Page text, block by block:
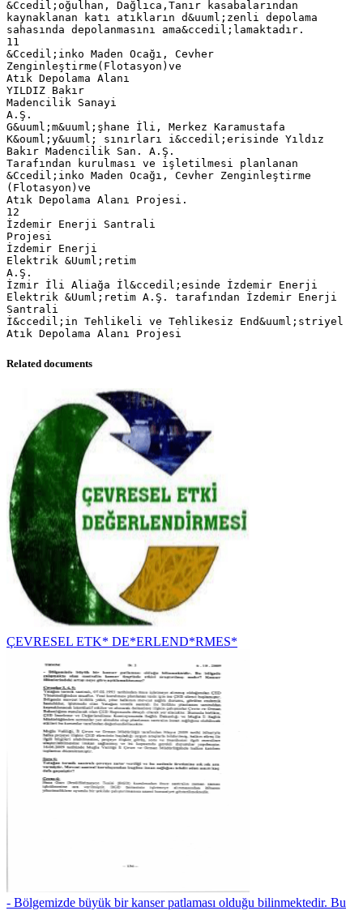
&Ccedil;oğulhan, Dağlıca,Tanır kasabalarından
kaynaklanan katı atıkların d&uuml;zenli depolama
sahasında depolanmasını ama&ccedil;lamaktadır.
11
&Ccedil;inko Maden Ocağı, Cevher
Zenginleştirme(Flotasyon)ve
Atık Depolama Alanı
YILDIZ Bakır
Madencilik Sanayi
A.Ş.
G&uuml;m&uuml;şhane İli, Merkez Karamustafa
K&ouml;y&uuml; sınırları i&ccedil;erisinde Yıldız
Bakır Madencilik San. A.Ş.
Tarafından kurulması ve işletilmesi planlanan
&Ccedil;inko Maden Ocağı, Cevher Zenginleştirme
(Flotasyon)ve
Atık Depolama Alanı Projesi.
12
İzdemir Enerji Santrali
Projesi
İzdemir Enerji
Elektrik &Uuml;retim
A.Ş.
İzmir İli Aliağa İl&ccedil;esinde İzdemir Enerji
Elektrik &Uuml;retim A.Ş. tarafından İzdemir Enerji
Santrali
İ&ccedil;in Tehlikeli ve Tehlikesiz End&uuml;striyel
Related documents
ÇEVRESEL ETK* DE*ERLEND*RMES*
- Bölgemizde büyük bir kanser patlaması olduğu bilinmektedir. Bu